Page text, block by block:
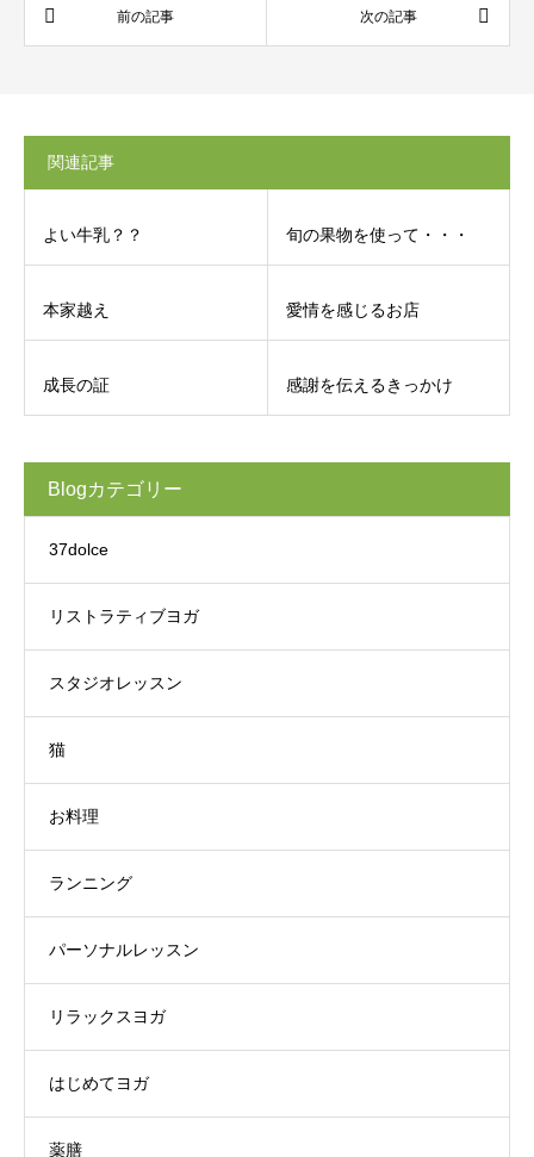
関連記事
よい牛乳？？ 旬の果物を使って・・・
本家越え 愛情を感じるお店
成長の証 感謝を伝えるきっかけ
Blogカテゴリー
37dolce
リストラティブヨガ
スタジオレッスン
猫
お料理
ランニング
パーソナルレッスン
リラックスヨガ
はじめてヨガ
薬膳